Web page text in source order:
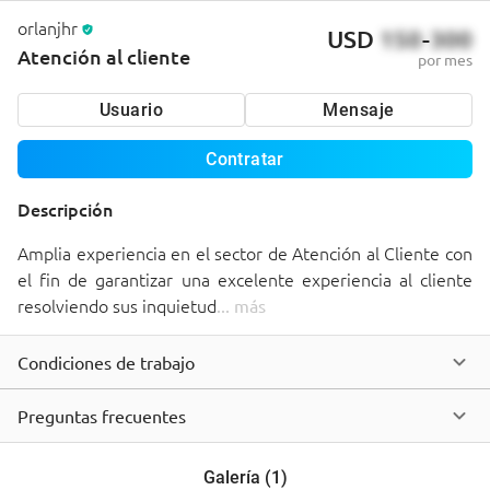
orlanjhr
Atención al cliente
USD 150-300
por mes
Usuario Mensaje
Contratar
Descripción
Amplia experiencia en el sector de Atención al Cliente con
el fin de garantizar una excelente experiencia al cliente
resolviendo sus inquietud... más
Condiciones de trabajo
Preguntas frecuentes
Galería (1)